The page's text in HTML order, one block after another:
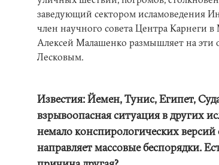
заведующий сектором исламоведения
член научного совета Центра
Алексей Малашенко размышляет на эти
Лесковым.
Известия: Йемен, Тунис, Египет,
взрывоопасная ситуация в других
немало конспирологических версий
направляет массовые беспорядки.